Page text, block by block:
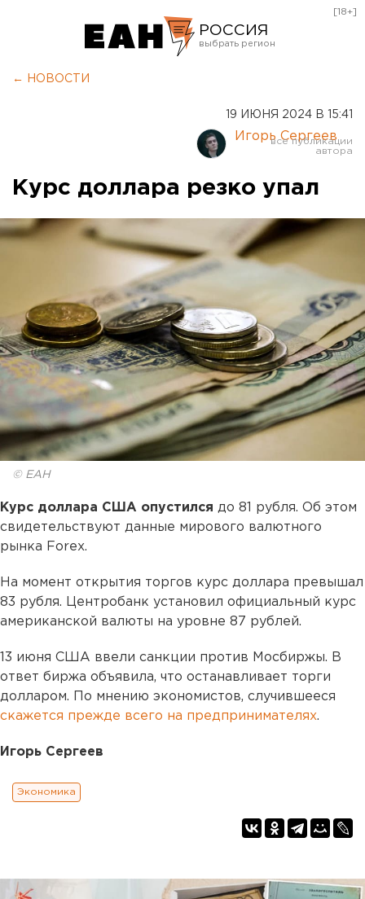
РОССИЯ
Курган
Оренбург
[18+]
← НОВОСТИ
19 ИЮНЯ 2024 В 15:41
Игорь Сергеев
Курс доллара резко упал
© ЕАН
Курс доллара США опустился до 81 рубля. Об этом
свидетельствуют данные мирового валютного
рынка Forex.
На момент открытия торгов курс доллара превышал
83 рубля. Центробанк установил официальный курс
американской валюты на уровне 87 рублей.
13 июня США ввели санкции против Мосбиржы. В
ответ биржа объявила, что останавливает торги
долларом. По мнению экономистов, случившееся
скажется прежде всего на предпринимателях.
Игорь Сергеев
Экономика